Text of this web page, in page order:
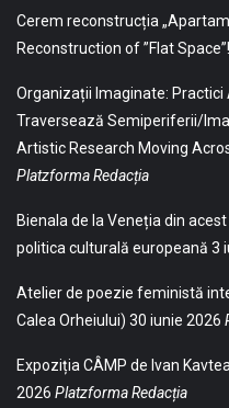
Cerem reconstrucția
Reconstruction of ”Flat Space”!
Organizații Imaginate:
Traversează Semiperiferii/
Artistic Research Moving
Platzforma Redacția
Bienala de la Veneția din
politica culturală europeană 3
Atelier de poezie feministă
Calea Orheiului) 30 iunie 2026
Expoziția CÂMP de Ivan
2026 Platzforma Redacția